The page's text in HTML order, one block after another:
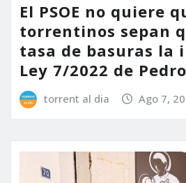
El PSOE no quiere
torrentinos sepan
tasa de basuras la
Ley 7/2022 de
torrent al dia Ago 7,